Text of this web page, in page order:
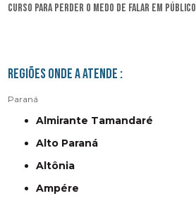
curso para perder o medo de falar em público
Regiões onde a atende :
Paraná
Almirante Tamandaré
Alto Paraná
Altônia
Ampére